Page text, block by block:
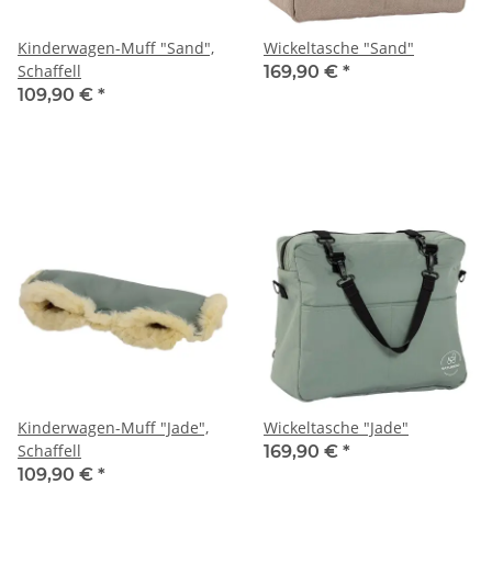
Kinderwagen-Muff "Sand",
Schaffell
109,90 € *
Wickeltasche "Sand"
169,90 € *
Kinderwagen-Muff "Jade",
Schaffell
109,90 € *
Wickeltasche "Jade"
169,90 € *